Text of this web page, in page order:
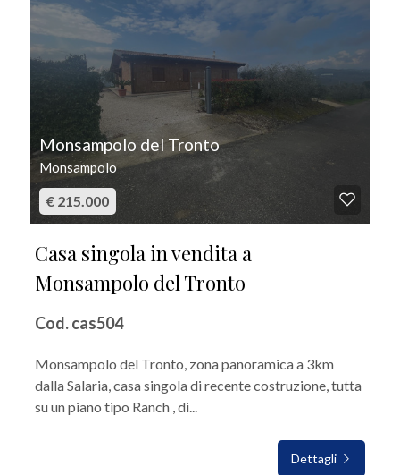
Monsampolo del Tronto
Monsampolo
€ 215.000
Casa singola in vendita a
Monsampolo del Tronto
Cod. cas504
Monsampolo del Tronto, zona panoramica a 3km
dalla Salaria, casa singola di recente costruzione, tutta
su un piano tipo Ranch , di...
Dettagli